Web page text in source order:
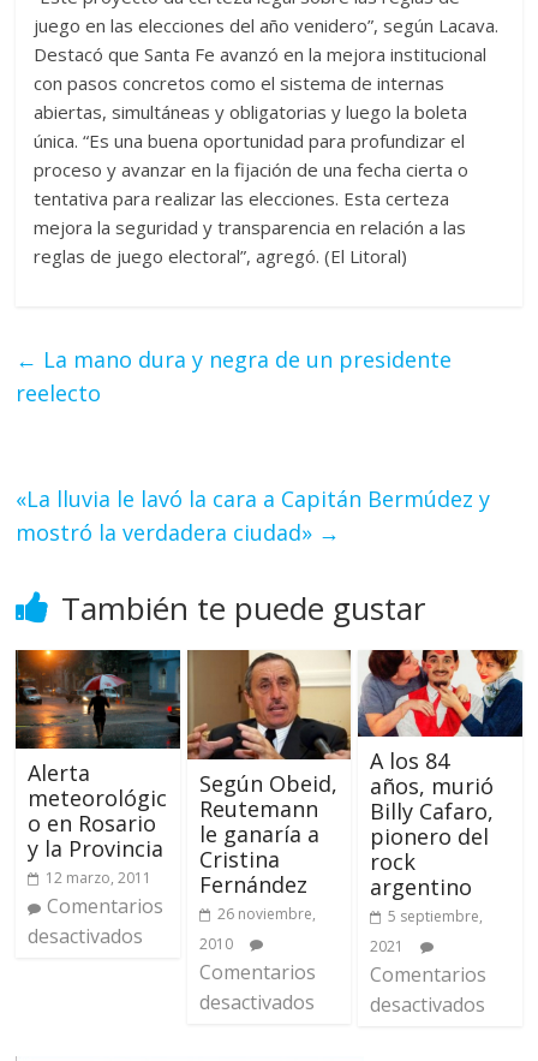
juego en las elecciones del año venidero”, según Lacava.
Destacó que Santa Fe avanzó en la mejora institucional
con pasos concretos como el sistema de internas
abiertas, simultáneas y obligatorias y luego la boleta
única. “Es una buena oportunidad para profundizar el
proceso y avanzar en la fijación de una fecha cierta o
tentativa para realizar las elecciones. Esta certeza
mejora la seguridad y transparencia en relación a las
reglas de juego electoral”, agregó. (El Litoral)
← La mano dura y negra de un presidente
reelecto
«La lluvia le lavó la cara a Capitán Bermúdez y
mostró la verdadera ciudad» →
También te puede gustar
Alerta
meteorológic
o en Rosario
y la Provincia
12 marzo, 2011
Comentarios
desactivados
Según Obeid,
Reutemann
le ganaría a
Cristina
Fernández
26 noviembre,
2010
Comentarios
desactivados
A los 84
años, murió
Billy Cafaro,
pionero del
rock
argentino
5 septiembre,
2021
Comentarios
desactivados